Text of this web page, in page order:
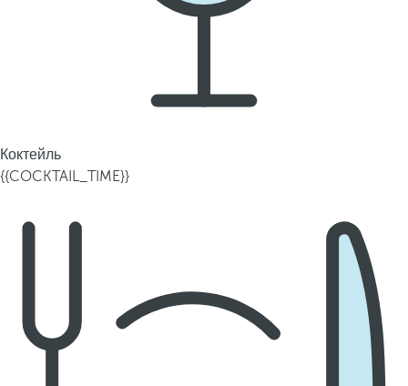
Коктейль
{{COCKTAIL_TIME}}